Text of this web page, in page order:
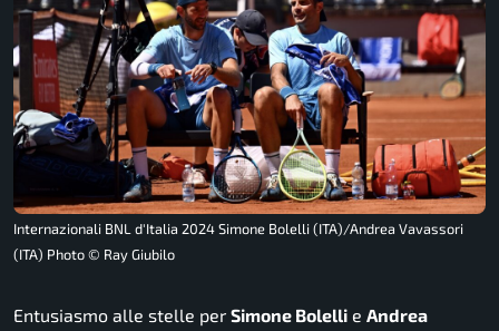
Internazionali BNL d'Italia 2024 Simone Bolelli (ITA)/Andrea Vavassori
(ITA) Photo © Ray Giubilo
Entusiasmo alle stelle per Simone Bolelli e Andrea